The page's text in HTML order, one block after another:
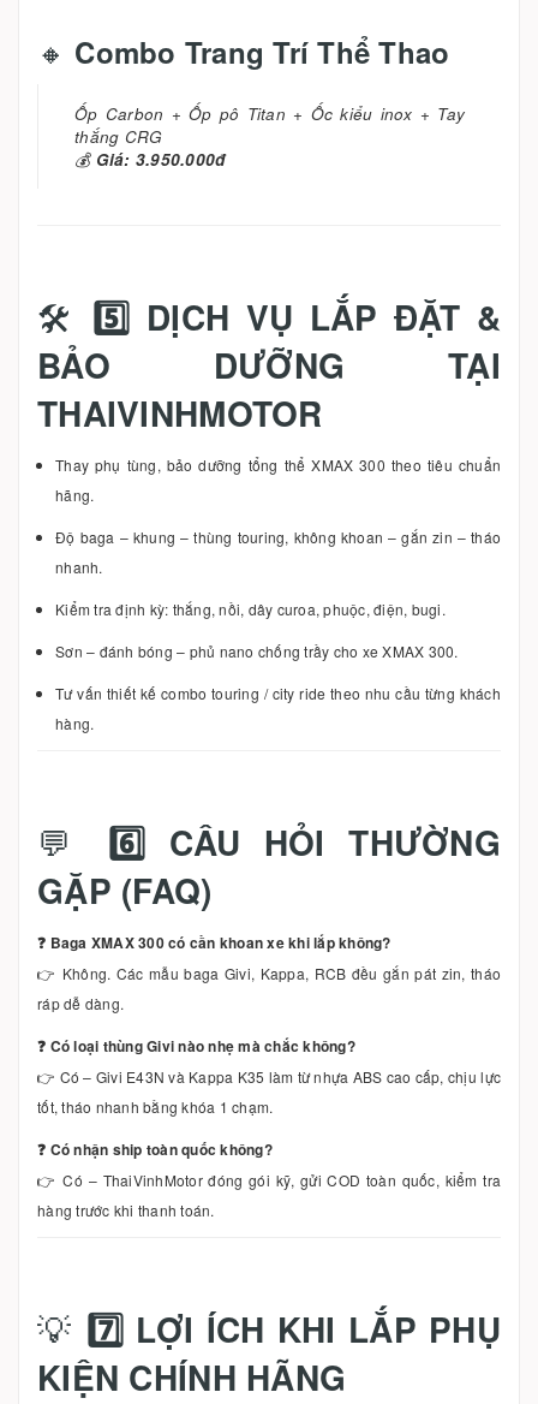
🔸 Combo Trang Trí Thể Thao
Ốp Carbon + Ốp pô Titan + Ốc kiểu inox + Tay
thắng CRG
💰 Giá: 3.950.000đ
🛠️ 5️⃣ DỊCH VỤ LẮP ĐẶT &
BẢO DƯỠNG TẠI
THAIVINHMOTOR
Thay phụ tùng, bảo dưỡng tổng thể XMAX 300 theo tiêu chuẩn
hãng.
Độ baga – khung – thùng touring, không khoan – gắn zin – tháo
nhanh.
Kiểm tra định kỳ: thắng, nồi, dây curoa, phuộc, điện, bugi.
Sơn – đánh bóng – phủ nano chống trầy cho xe XMAX 300.
Tư vấn thiết kế combo touring / city ride theo nhu cầu từng khách
hàng.
💬 6️⃣ CÂU HỎI THƯỜNG
GẶP (FAQ)
❓ Baga XMAX 300 có cần khoan xe khi lắp không?
👉 Không. Các mẫu baga Givi, Kappa, RCB đều gắn pát zin, tháo
ráp dễ dàng.
❓ Có loại thùng Givi nào nhẹ mà chắc không?
👉 Có – Givi E43N và Kappa K35 làm từ nhựa ABS cao cấp, chịu lực
tốt, tháo nhanh bằng khóa 1 chạm.
❓ Có nhận ship toàn quốc không?
👉 Có – ThaiVinhMotor đóng gói kỹ, gửi COD toàn quốc, kiểm tra
hàng trước khi thanh toán.
💡 7️⃣ LỢI ÍCH KHI LẮP PHỤ
KIỆN CHÍNH HÃNG